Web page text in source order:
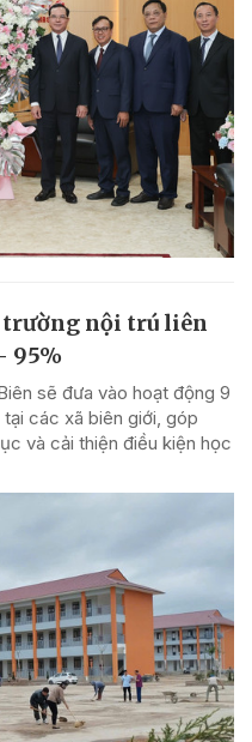
nội trú liên
95%
sẽ đưa vào hoạt động 9
các xã biên giới, góp
và cải thiện điều kiện học